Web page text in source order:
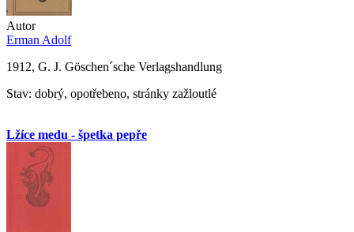
Autor
Erman Adolf
1912, G. J. Göschen´sche Verlagshandlung
Stav: dobrý, opotřebeno, stránky zažloutlé
Lžíce medu - špetka pepře